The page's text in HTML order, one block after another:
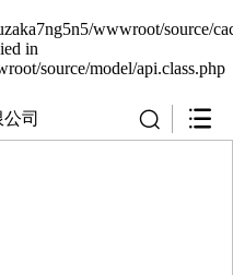
wwwroot/source/
in
source/model/api.class.php
司